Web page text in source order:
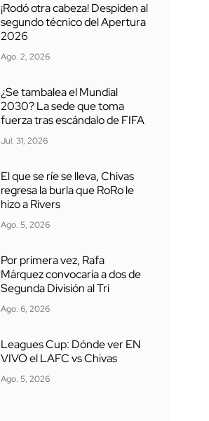
¡Rodó otra cabeza! Despiden al
segundo técnico del Apertura
2026
Ago. 2, 2026
¿Se tambalea el Mundial
2030? La sede que toma
fuerza tras escándalo de FIFA
Jul. 31, 2026
El que se ríe se lleva, Chivas
regresa la burla que RoRo le
hizo a Rivers
Ago. 5, 2026
Por primera vez, Rafa
Márquez convocaría a dos de
Segunda División al Tri
Ago. 6, 2026
Leagues Cup: Dónde ver EN
VIVO el LAFC vs Chivas
Ago. 5, 2026